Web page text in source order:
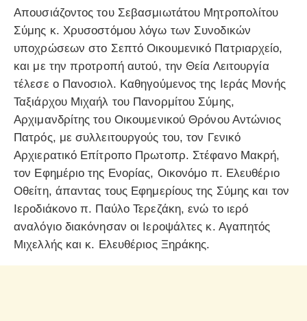
Απουσιάζοντος του Σεβασμιωτάτου Μητροπολίτου
Σύμης κ. Χρυσοστόμου λόγω των Συνοδικών
υποχρώσεων στο Σεπτό Οικουμενικό Πατριαρχείο,
και με την προτροπή αυτού, την Θεία Λειτουργία
τέλεσε ο Πανοσιολ. Καθηγούμενος της Ιεράς Μονής
Ταξιάρχου Μιχαήλ του Πανορμίτου Σύμης,
Αρχιμανδρίτης του Οικουμενικού Θρόνου Αντώνιος
Πατρός, με συλλειτουργούς του, τον Γενικό
Αρχιερατικό Επίτροπο Πρωτοπρ. Στέφανο Μακρή,
τον Εφημέριο της Ενορίας, Οικονόμο π. Ελευθέριο
Οθείτη, άπαντας τους Εφημερίους της Σύμης και τον
Ιεροδιάκονο π. Παύλο Τερεζάκη, ενώ το ιερό
αναλόγιο διακόνησαν οι Ιεροψάλτες κ. Αγαπητός
Μιχελλής και κ. Ελευθέριος Ξηράκης.